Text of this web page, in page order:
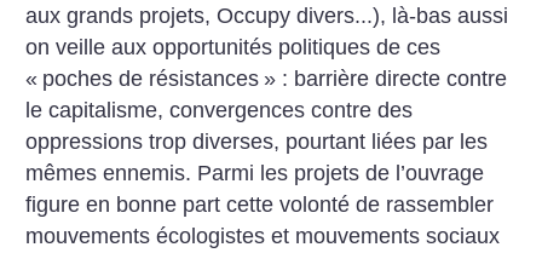
aux grands projets, Occupy divers...), là-bas aussi
on veille aux opportunités politiques de ces
« poches de résistances » : barrière directe contre
le capitalisme, convergences contre des
oppressions trop diverses, pourtant liées par les
mêmes ennemis. Parmi les projets de l’ouvrage
figure en bonne part cette volonté de rassembler
mouvements écologistes et mouvements sociaux